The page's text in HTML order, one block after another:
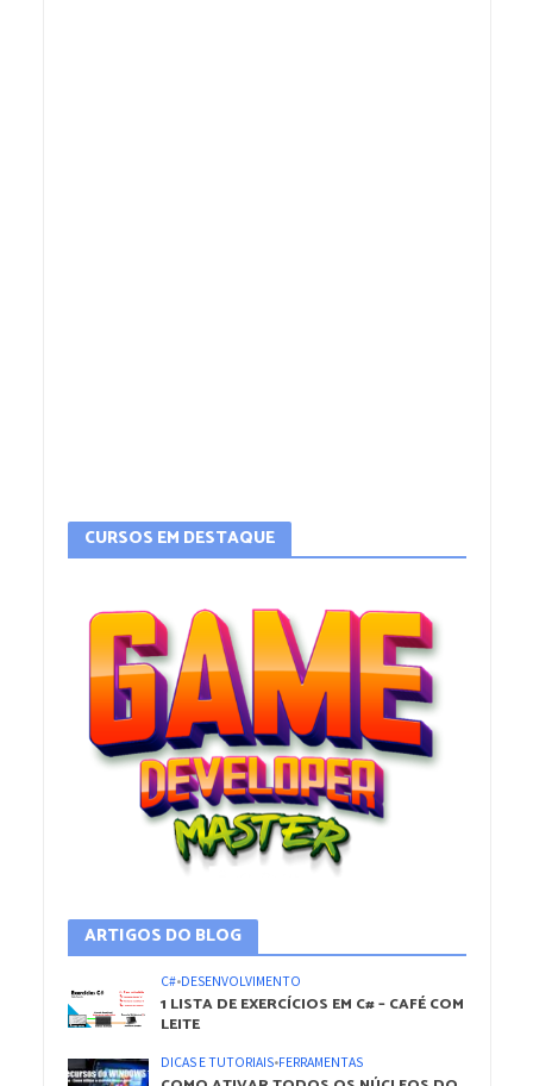
CURSOS EM DESTAQUE
ARTIGOS DO BLOG
C#•DESENVOLVIMENTO
1 LISTA DE EXERCÍCIOS EM C# – CAFÉ COM
LEITE
DICAS E TUTORIAIS•FERRAMENTAS